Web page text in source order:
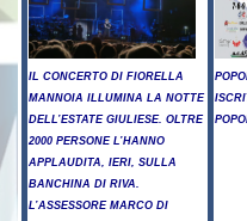
IL CONCERTO DI FIORELLA
MANNOIA ILLUMINA LA NOTTE
DELL’ESTATE GIULIESE. OLTRE
2000 PERSONE L’HANNO
APPLAUDITA, IERI, SULLA
BANCHINA DI RIVA.
L’ASSESSORE MARCO DI